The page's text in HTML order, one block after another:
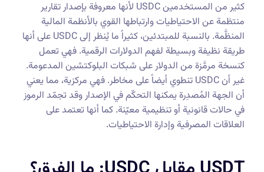
كثير من المستخدمين USDC لأنها معروفة بإصدار تقارير
منتظمة عن الاحتياطيات وارتباطها القوي بالأنظمة المالية
المنظَّمة. بالنسبة للمبتدئين، كثيراً ما يُنظر إلى USDC على أنها
طريقة نظيفة وبسيطة لفهم الدولارات الرقمية. فهي تعمل
كنسخة مرمَّزة من الدولار على شبكات البلوكتشين المدعومة.
غير أن USDC تنطوي أيضاً على مخاطر. فهي مركزية، مما يعني
أن الجهة المُصدِرة يمكنها التحكّم في الإصدار وقد تجمّد الرموز
في حالات قانونية أو تنظيمية معيّنة. كما أنها تعتمد على
العلاقات المصرفية وإدارة الاحتياطيات.